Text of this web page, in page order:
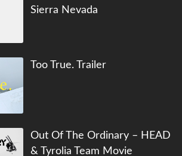
Sierra Nevada
Too True. Trailer
Out Of The Ordinary – HEAD
& Tyrolia Team Movie